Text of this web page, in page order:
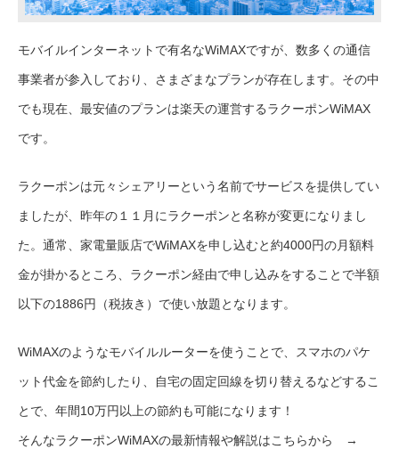
モバイルインターネットで有名なWiMAXですが、数多くの通信
事業者が参入しており、さまざまなプランが存在します。その中
でも現在、最安値のプランは楽天の運営するラクーポンWiMAX
です。
ラクーポンは元々シェアリーという名前でサービスを提供してい
ましたが、昨年の１１月にラクーポンと名称が変更になりまし
た。通常、家電量販店でWiMAXを申し込むと約4000円の月額料
金が掛かるところ、ラクーポン経由で申し込みをすることで半額
以下の1886円（税抜き）で使い放題となります。
WiMAXのようなモバイルルーターを使うことで、スマホのパケ
ット代金を節約したり、自宅の固定回線を切り替えるなどするこ
とで、年間10万円以上の節約も可能になります！
そんなラクーポンWiMAXの最新情報や解説はこちらから →